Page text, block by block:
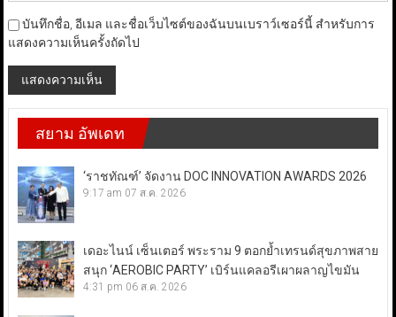
บันทึกชื่อ, อีเมล และชื่อเว็บไซต์ของฉันบนเบราว์เซอร์นี้ สำหรับการ
แสดงความเห็นครั้งถัดไป
สยาม อัพเดท
‘ราชทัณฑ์’ จัดงาน DOC INNOVATION AWARDS 2026
9:17 am 07 ส.ค. 2026
เดอะไนน์ เซ็นเตอร์ พระราม 9 ตอกย้ำเทรนด์สุขภาพสาย
สนุก ‘AEROBIC PARTY’ เบิร์นแคลอรีเผาผลาญไขมัน
4:31 pm 06 ส.ค. 2026